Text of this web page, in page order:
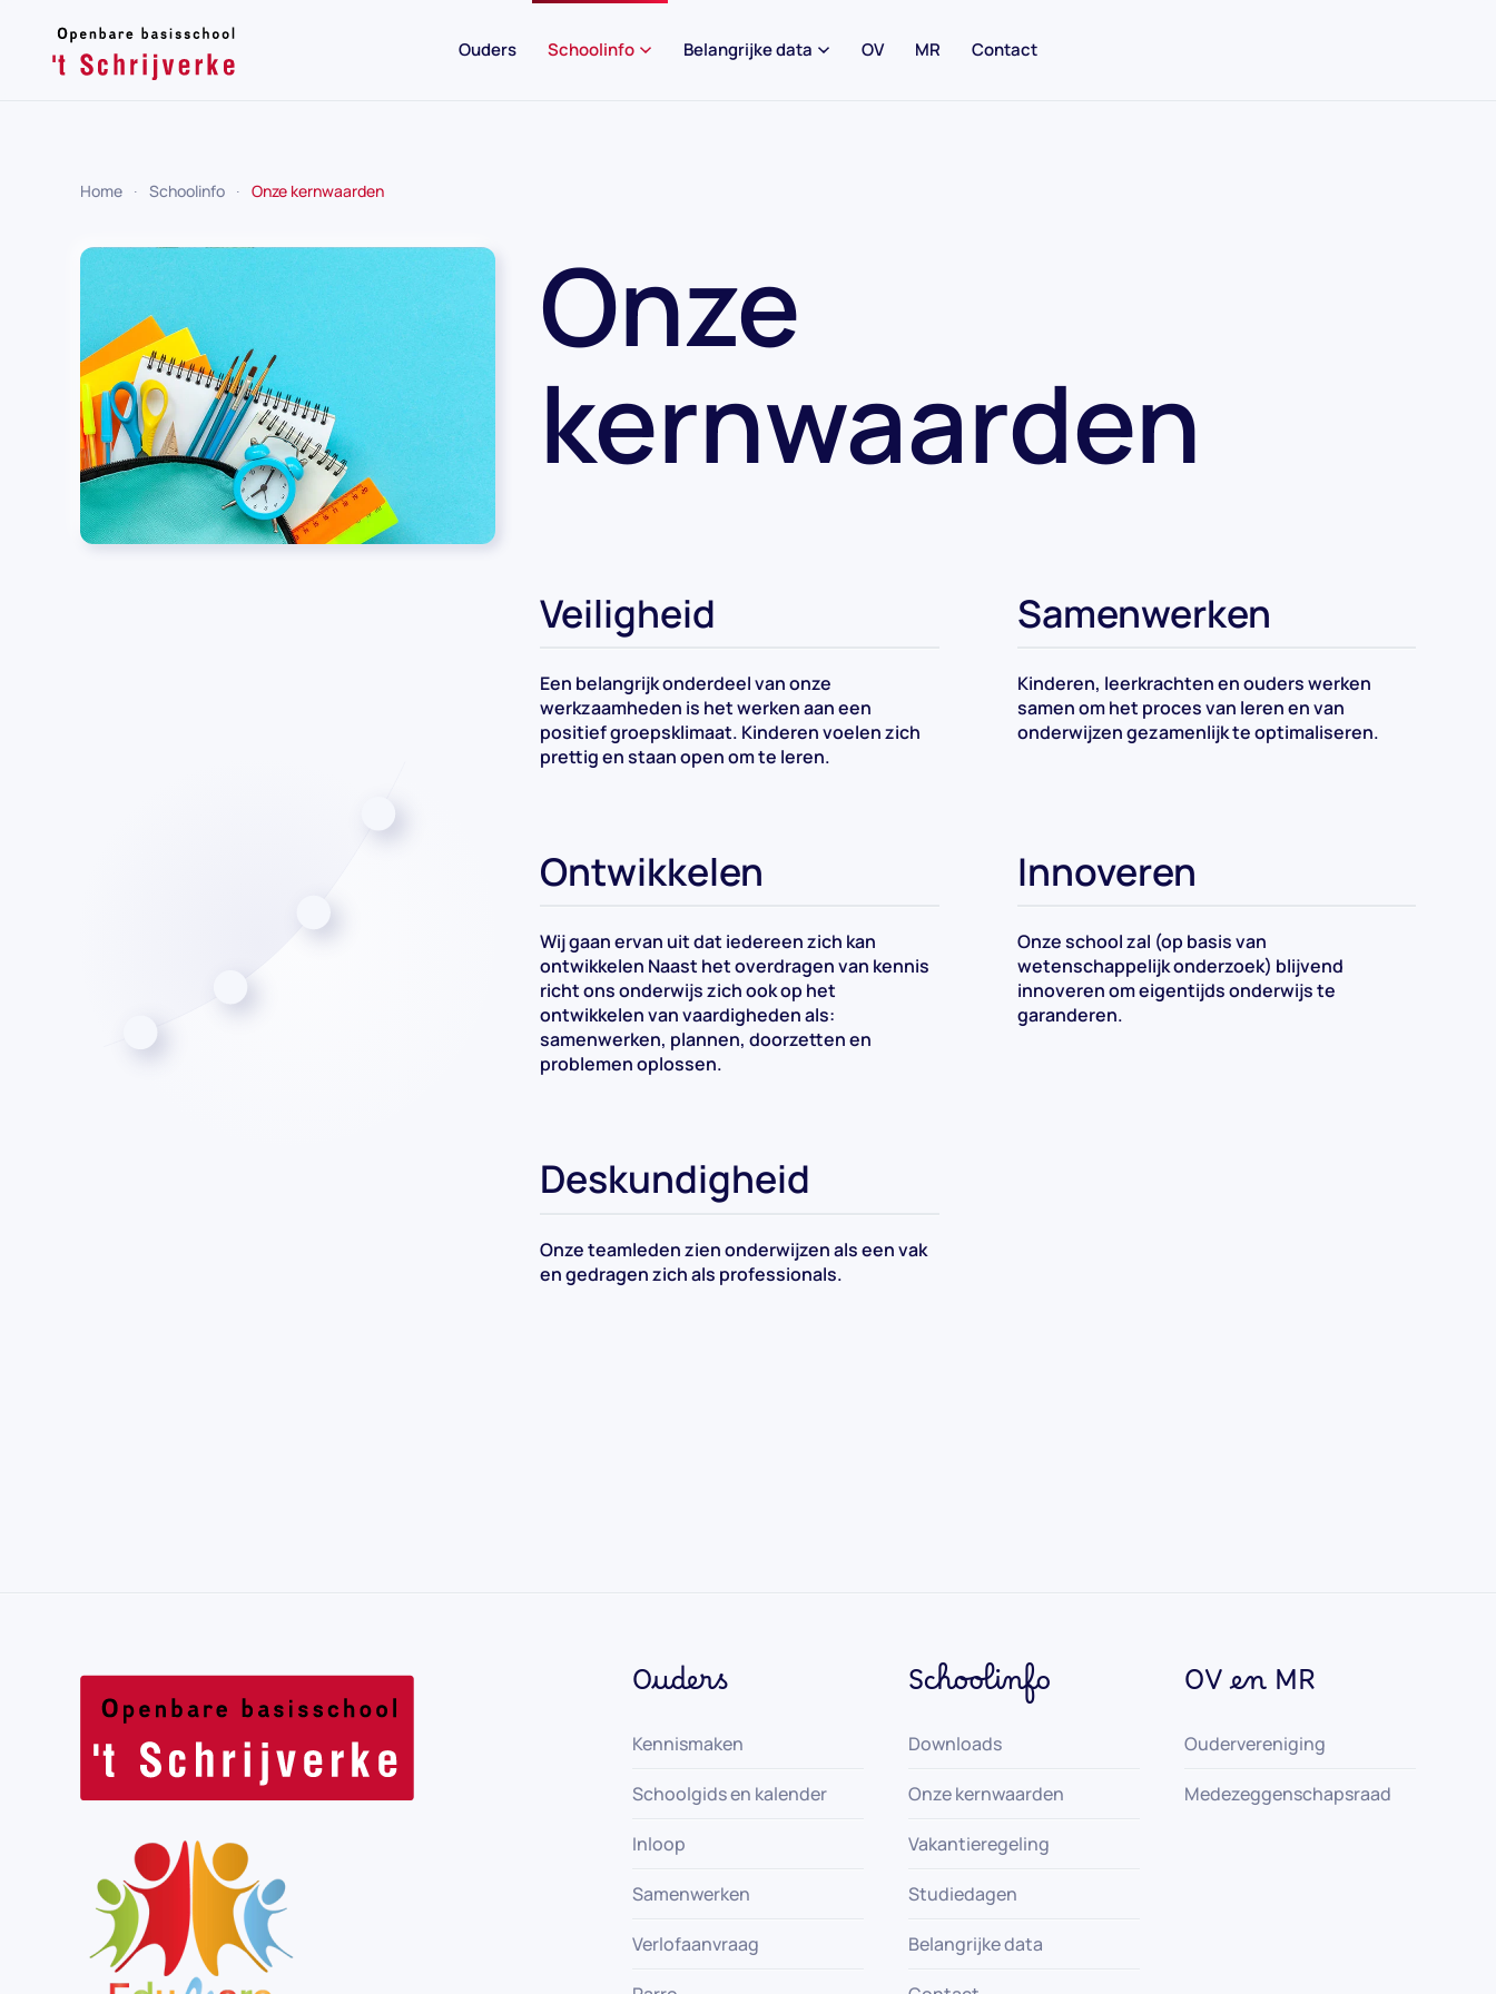
Skip to main content
Ouders Schoolinfo Belangrijke data OV MR Contact
Home Schoolinfo Onze kernwaarden
Onze
kernwaarden
Veiligheid
Een belangrijk onderdeel van onze
werkzaamheden is het werken aan een
positief groepsklimaat. Kinderen voelen zich
prettig en staan open om te leren.
Samenwerken
Kinderen, leerkrachten en ouders werken
samen om het proces van leren en van
onderwijzen gezamenlijk te optimaliseren.
Ontwikkelen
Wij gaan ervan uit dat iedereen zich kan
ontwikkelen Naast het overdragen van kennis
richt ons onderwijs zich ook op het
ontwikkelen van vaardigheden als:
samenwerken, plannen, doorzetten en
problemen oplossen.
Innoveren
Onze school zal (op basis van
wetenschappelijk onderzoek) blijvend
innoveren om eigentijds onderwijs te
garanderen.
Deskundigheid
Onze teamleden zien onderwijzen als een vak
en gedragen zich als professionals.
Ouders
Kennismaken
Schoolgids en kalender
Inloop
Samenwerken
Verlofaanvraag
Schoolinfo
Downloads
Onze kernwaarden
Vakantieregeling
Studiedagen
Belangrijke data
OV en MR
Oudervereniging
Medezeggenschapsraad